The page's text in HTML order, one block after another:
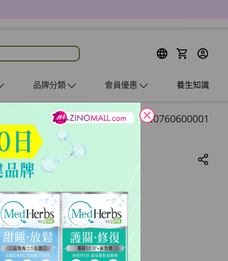
品牌分類 會員優惠 養生知識
HG0760600001
close